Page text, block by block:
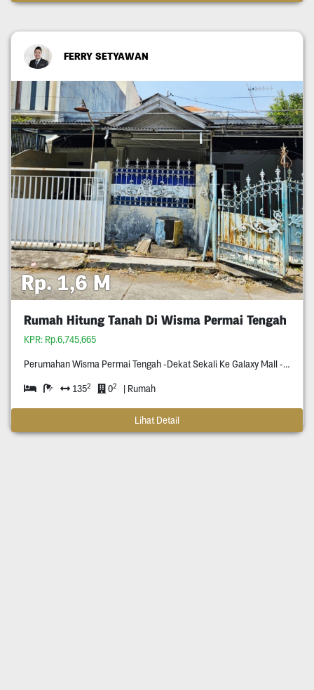
FERRY SETYAWAN
Rp. 1,6 M
Rumah Hitung Tanah Di Wisma Permai Tengah
KPR: Rp.6,745,665
Perumahan Wisma Permai Tengah -Dekat Sekali Ke Galaxy Mall -Dekat Kampus C Unair -Surat Shm -Row Jalan Dua Setengah Mobil -Hadap Utara
1352 02 | Rumah
Lihat Detail